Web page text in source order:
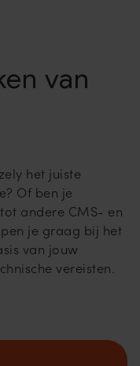
van
het juiste
Of ben je
andere CMS- en
je graag bij het
van jouw
vereisten.